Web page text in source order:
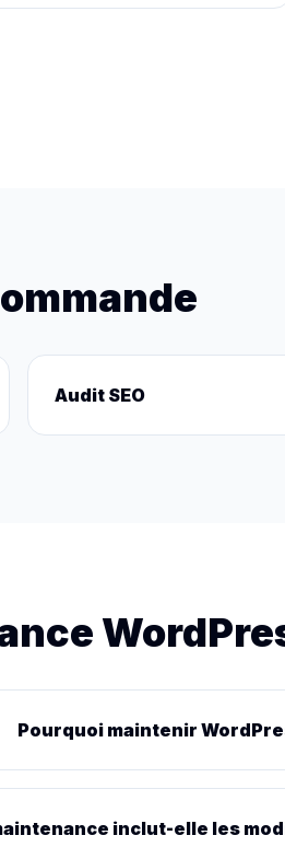
Audit SEO
Pourquoi maintenir
inclut-elle les